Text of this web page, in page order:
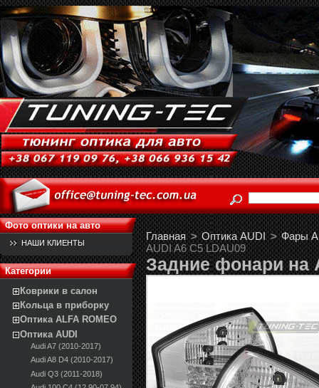
Фото оптики на авто
НАШИ КЛИЕНТЫ
Категории
Коврики в салон
Кольца в приборку
Оптика ALFA ROMEO
Оптика AUDI
Audi A7 (2010-2017)
Audi A8 D4 (2010-2017)
Audi Q3 (2011-2018)
Главная > Оптика AUDI > Фары
AUDI A6 C5 LDAU09
Задние фонари на